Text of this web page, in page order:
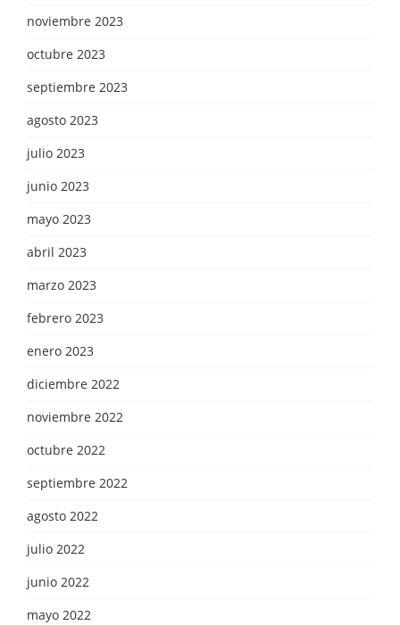
noviembre 2023
octubre 2023
septiembre 2023
agosto 2023
julio 2023
junio 2023
mayo 2023
abril 2023
marzo 2023
febrero 2023
enero 2023
diciembre 2022
noviembre 2022
octubre 2022
septiembre 2022
agosto 2022
julio 2022
junio 2022
mayo 2022